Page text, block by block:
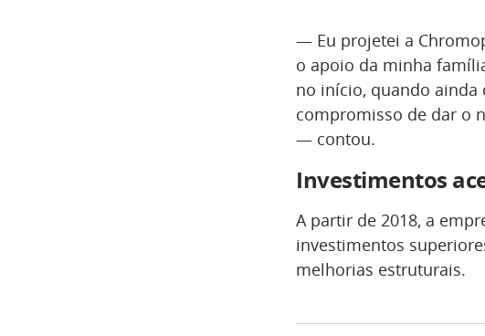
— Eu projetei a
o apoio da minha
no início, quando ainda
compromisso de dar o
— contou.
Investimentos
A partir de 2018, a
investimentos
melhorias estruturais.